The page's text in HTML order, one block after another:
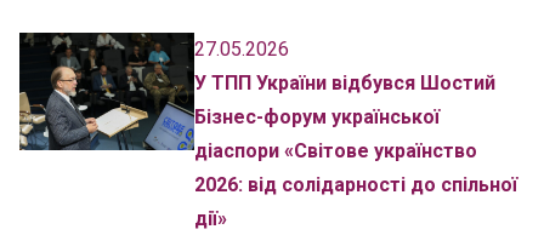
27.05.2026
У ТПП України відбувся Шостий
Бізнес-форум української
діаспори «Світове українство
2026: від солідарності до спільної
дії»